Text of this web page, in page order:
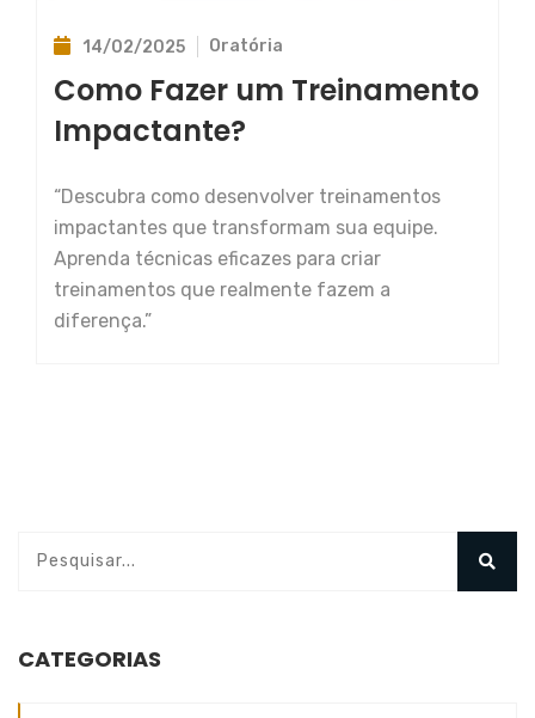
14/02/2025 Oratória
Como Fazer um Treinamento
Impactante?
“Descubra como desenvolver treinamentos
impactantes que transformam sua equipe.
Aprenda técnicas eficazes para criar
treinamentos que realmente fazem a
diferença.”
CATEGORIAS